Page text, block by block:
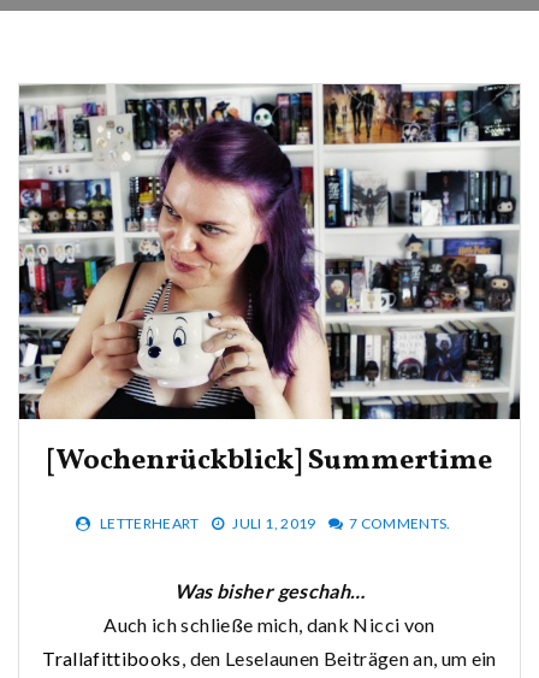
[Wochenrückblick] Summertime
LETTERHEART JULI 1, 2019 7 COMMENTS.
Was bisher geschah…
Auch ich schließe mich, dank Nicci von
Trallafittibooks , den Leselaunen Beiträgen an, um ein